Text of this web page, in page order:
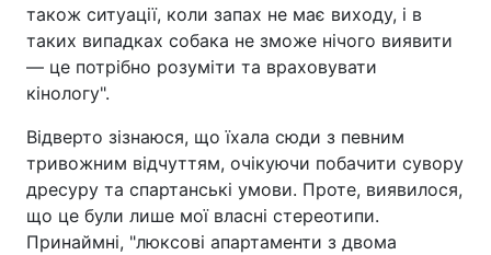
також ситуації, коли запах не має виходу, і в
таких випадках собака не зможе нічого виявити
— це потрібно розуміти та враховувати
кінологу".
Відверто зізнаюся, що їхала сюди з певним
тривожним відчуттям, очікуючи побачити сувору
дресуру та спартанські умови. Проте, виявилося,
що це були лише мої власні стереотипи.
Принаймні, "люксові апартаменти з двома